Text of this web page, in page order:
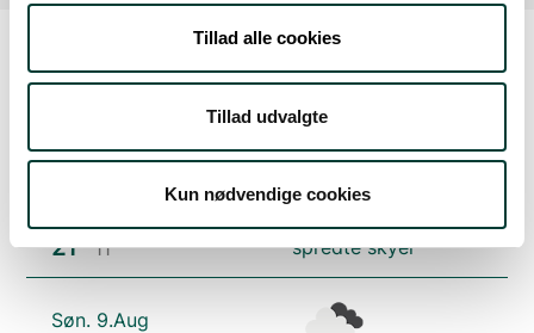
Tillad alle cookies
Tillad udvalgte
Kun nødvendige cookies
21°11° spredte skyer
Søn. 9.Aug